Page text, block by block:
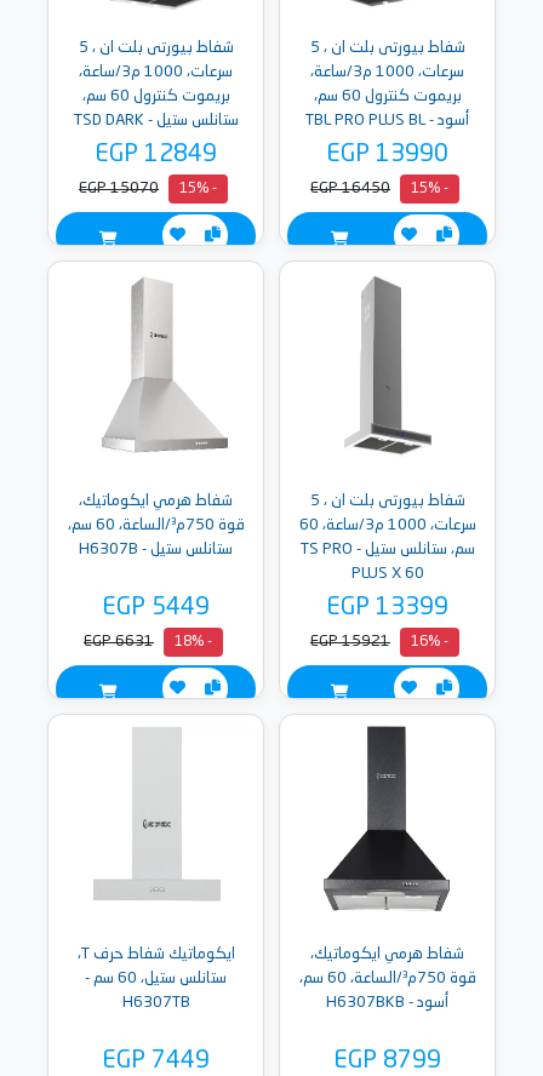
شفاط بيورتى بلت ان ، 5
سرعات، 1000 م3/ساعة،
بريموت كنترول 60 سم،
أسود - TBL PRO PLUS BL
60
EGP 13990
- 15%
EGP 16450
شفاط بيورتى بلت ان ، 5
سرعات، 1000 م3/ساعة،
بريموت كنترول 60 سم،
ستانلس ستيل - TSD DARK
INOX PRO PLUS 60
EGP 12849
- 15%
EGP 15070
شفاط بيورتى بلت ان ، 5
سرعات، 1000 م3/ساعة، 60
سم، ستانلس ستيل - TS PRO
PLUS X 60
EGP 13399
- 16%
EGP 15921
شفاط هرمي ايكوماتيك،
قوة 750م³/الساعة، 60 سم،
ستانلس ستيل - H6307B
EGP 5449
- 18%
EGP 6631
شفاط هرمي ايكوماتيك،
قوة 750م³/الساعة، 60 سم،
أسود - H6307BKB
EGP 8799
ايكوماتيك شفاط حرف T،
ستانلس ستيل، 60 سم -
H6307TB
EGP 7449